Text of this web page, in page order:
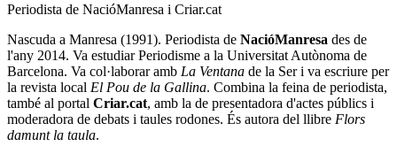
Periodista de NacióManresa i Criar.cat
Nascuda a Manresa (1991). Periodista de NacióManresa des de
l'any 2014. Va estudiar Periodisme a la Universitat Autònoma de
Barcelona. Va col·laborar amb La Ventana de la Ser i va escriure per
la revista local El Pou de la Gallina. Combina la feina de periodista,
també al portal Criar.cat, amb la de presentadora d'actes públics i
moderadora de debats i taules rodones. És autora del llibre Flors
damunt la taula.